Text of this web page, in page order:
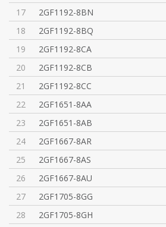
17
2GF1192-8BN
18
2GF1192-8BQ
19
2GF1192-8CA
20
2GF1192-8CB
21
2GF1192-8CC
22
2GF1651-8AA
23
2GF1651-8AB
24
2GF1667-8AR
25
2GF1667-8AS
26
2GF1667-8AU
27
2GF1705-8GG
28
2GF1705-8GH